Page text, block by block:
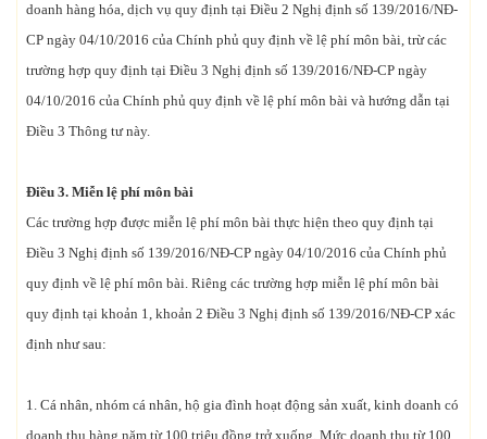
doanh hàng hóa, dịch vụ quy định tại Điều 2 Nghị định số 139/2016/NĐ-
CP ngày 04/10/2016 của Chính phủ quy định về lệ phí môn bài, trừ các
trường hợp quy định tại Điều 3 Nghị định số 139/2016/NĐ-CP ngày
04/10/2016 của Chính phủ quy định về lệ phí môn bài và hướng dẫn tại
Điều 3 Thông tư này.
Điều 3. Miễn lệ phí môn bài
Các trường hợp được miễn lệ phí môn bài thực hiện theo quy định tại
Điều 3 Nghị định số 139/2016/NĐ-CP ngày 04/10/2016 của Chính phủ
quy định về lệ phí môn bài. Riêng các trường hợp miễn lệ phí môn bài
quy định tại khoản 1, khoản 2 Điều 3 Nghị định số 139/2016/NĐ-CP xác
định như sau:
1. Cá nhân, nhóm cá nhân, hộ gia đình hoạt động sản xuất, kinh doanh có
doanh thu hàng năm từ 100 triệu đồng trở xuống. Mức doanh thu từ 100